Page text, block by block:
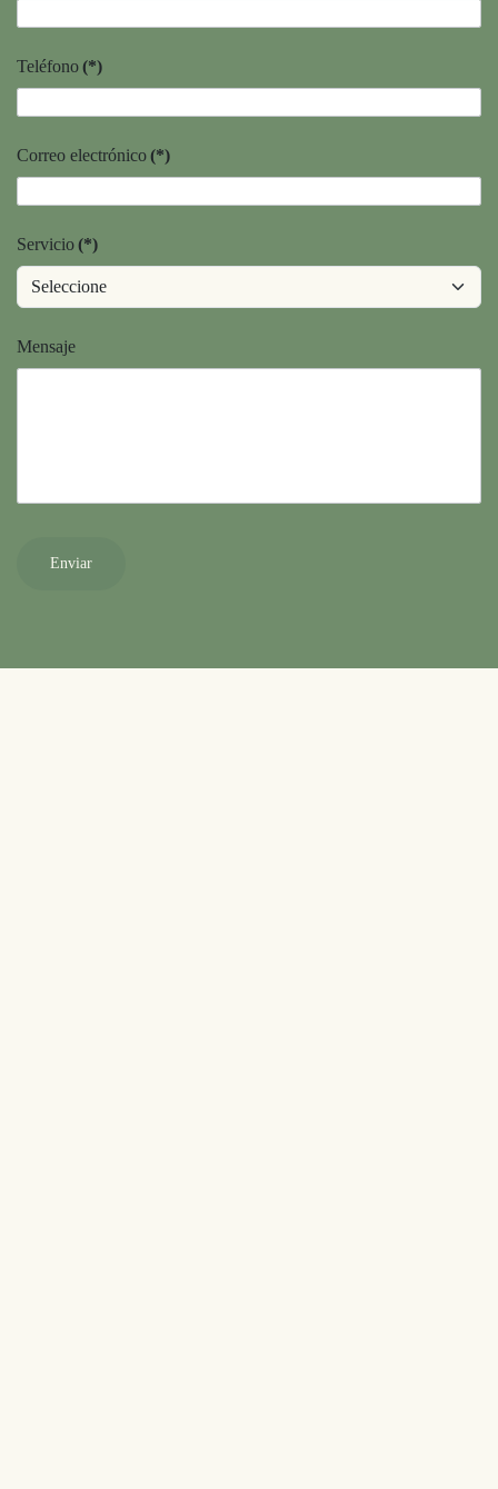
Teléfono(*)
Correo electrónico(*)
Servicio(*)
Mensaje
Enviar